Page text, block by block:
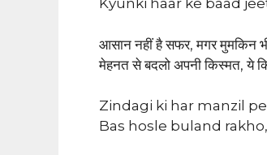
Kyunki haar ke baad
आसान नहीं है सफर, मगर मुमकिन
मेहनत से बदलो अपनी किस्मत, ये
Zindagi ki har manzil
Bas hosle buland